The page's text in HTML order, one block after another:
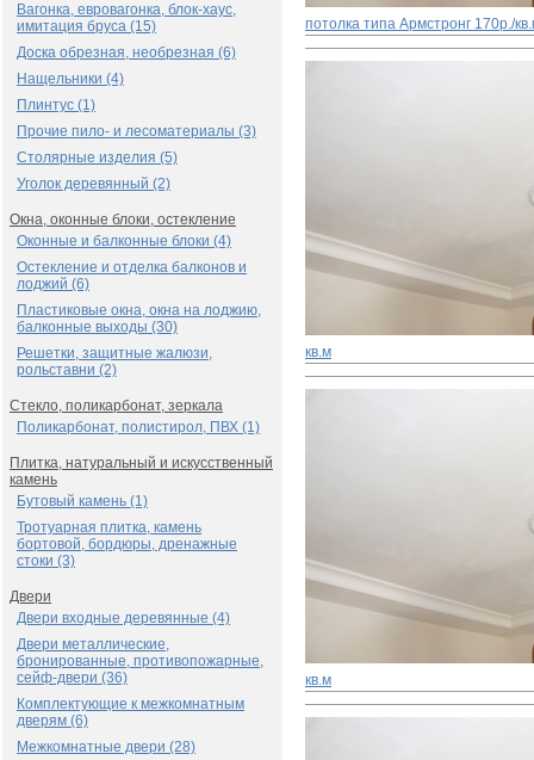
Вагонка, евровагонка, блок-хаус,
имитация бруса (15)
Доска обрезная, необрезная (6)
Нащельники (4)
Плинтус (1)
Прочие пило- и лесоматериалы (3)
Столярные изделия (5)
Уголок деревянный (2)
Окна, оконные блоки, остекление
Оконные и балконные блоки (4)
Остекление и отделка балконов и
лоджий (6)
Пластиковые окна, окна на лоджию,
балконные выходы (30)
Решетки, защитные жалюзи,
рольставни (2)
Стекло, поликарбонат, зеркала
Поликарбонат, полистирол, ПВХ (1)
Плитка, натуральный и искусственный
камень
Бутовый камень (1)
Тротуарная плитка, камень
бортовой, бордюры, дренажные
стоки (3)
Двери
Двери входные деревянные (4)
Двери металлические,
бронированные, противопожарные,
сейф-двери (36)
Комплектующие к межкомнатным
дверям (6)
Межкомнатные двери (28)
потолка типа Армстронг 170р./
кв.м
кв.м